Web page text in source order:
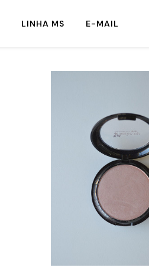
LINHA MS E-MAIL